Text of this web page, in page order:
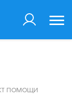
помощи